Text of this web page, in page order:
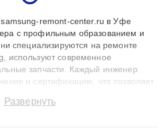
remont-center.ru в Уфе
с профильным образованием и
специализируются на ремонте
используют современное
запчасти. Каждый инженер
и сертификацию, что позволяет
до 3 лет. Наши мастера
Развернуть